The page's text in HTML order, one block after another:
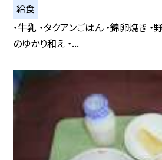
給食
・牛乳 ・タクアンごはん ・錦卵焼き
のゆかり和え ・...